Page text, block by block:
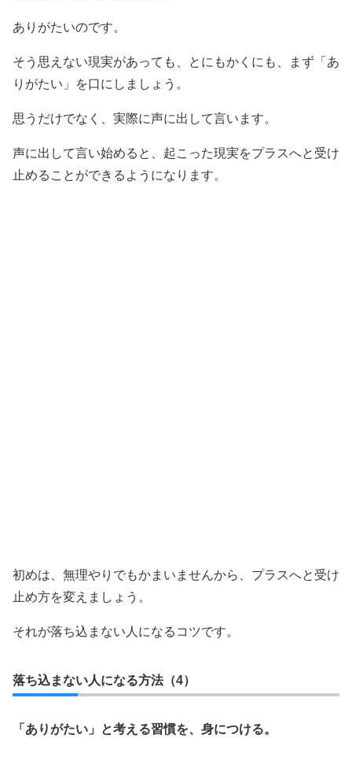
ありがたいのです。
そう思えない現実があっても、とにもかくにも、まず「あ
りがたい」を口にしましょう。
思うだけでなく、実際に声に出して言います。
声に出して言い始めると、起こった現実をプラスへと受け
止めることができるようになります。
初めは、無理やりでもかまいませんから、プラスへと受け
止め方を変えましょう。
それが落ち込まない人になるコツです。
落ち込まない人になる方法（4）
「ありがたい」と考える習慣を、身につける。